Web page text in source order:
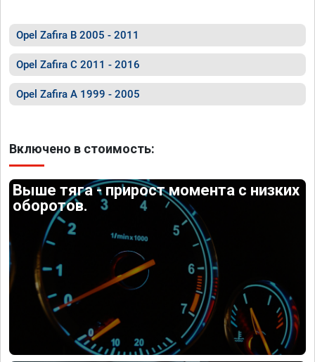
Opel Zafira B 2005 - 2011
Opel Zafira C 2011 - 2016
Opel Zafira A 1999 - 2005
Включено в стоимость:
Выше тяга - прирост момента с низких
оборотов.